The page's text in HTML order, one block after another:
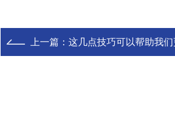
上一篇： 这几点技巧可以帮助我们更